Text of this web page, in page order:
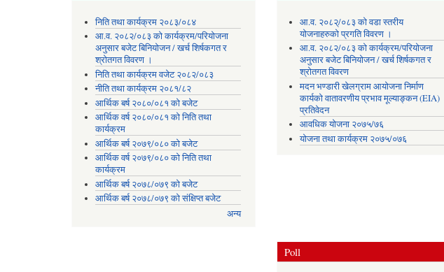
निति तथा कार्यक्रम २०८३/०८४
आ.व. २०८२/०८३ को कार्यक्रम/परियोजना
अनुसार बजेट बिनियोजन / खर्च शिर्षकगत र
श्रोतगत विवरण ।
निति तथा कार्यक्रम वजेट २०८२/०८३
नीति तथा कार्यक्रम २०८१/८२
आर्थिक बर्ष २०८०/०८१ को बजेट
आर्थिक वर्ष २०८०/०८१ को निति तथा
कार्यक्रम
आर्थिक बर्ष २०७९/०८० को बजेट
आर्थिक वर्ष २०७९/०८० को निति तथा
कार्यक्रम
आर्थिक बर्ष २०७८/०७९ को बजेट
आर्थिक बर्ष २०७८/०७९ को संक्षिप्त बजेट
अन्य
आ.व. २०८२्/०८३ को वडा स्तरीय
योजनाहरुको प्रगति विवरण ।
आ.व. २०८२/०८३ को कार्यक्रम/परियोजना
अनुसार बजेट बिनियोजन / खर्च शिर्षकगत र
श्रोतगत विवरण
मदन भण्डारी खेलग्राम आयोजना निर्माण
कार्यको वातावरणीय प्रभाव मूल्याङ्कन (EIA)
प्रतिवेदन
आवधिक योजना २०७५/७६
योजना तथा कार्यक्रम २०७५/०७६
Poll